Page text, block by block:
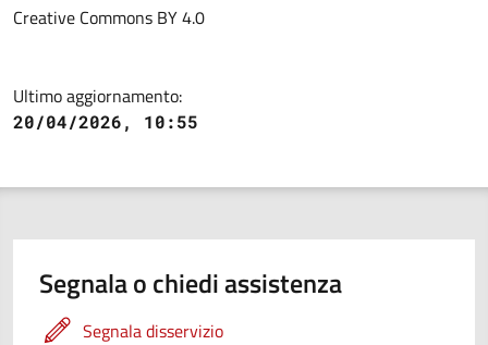
Creative Commons BY 4.0
Ultimo aggiornamento:
20/04/2026, 10:55
Segnala o chiedi assistenza
Segnala disservizio